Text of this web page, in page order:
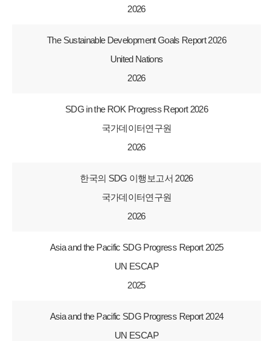
2026
The Sustainable Development Goals Report 2026
United Nations
2026
SDG in the ROK Progress Report 2026
국가데이터연구원
2026
한국의 SDG 이행보고서 2026
국가데이터연구원
2026
Asia and the Pacific SDG Progress Report 2025
UN ESCAP
2025
Asia and the Pacific SDG Progress Report 2024
UN ESCAP